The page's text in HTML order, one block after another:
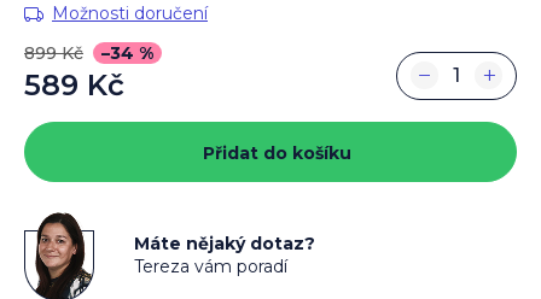
Možnosti doručení
899 Kč
–34 %
589 Kč
cena:
+
−
Přidat do košíku
Máte nějaký dotaz?
Tereza vám poradí